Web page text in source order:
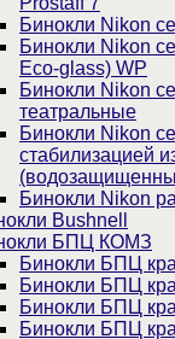
Бинокли Nikon
Бинокли Nikon
Eco-glass) WP
Бинокли Nikon
театральные
Бинокли Nikon
стабилизацией
Бинокли Nikon
Bushnell
БПЦ КОМЗ
Бинокли БПЦ
Бинокли БПЦ
Бинокли БПЦ
Бинокли БПЦ